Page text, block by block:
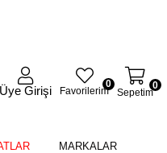
Üye Girişi Favorilerim
0
Sepetim
0
MARKALAR